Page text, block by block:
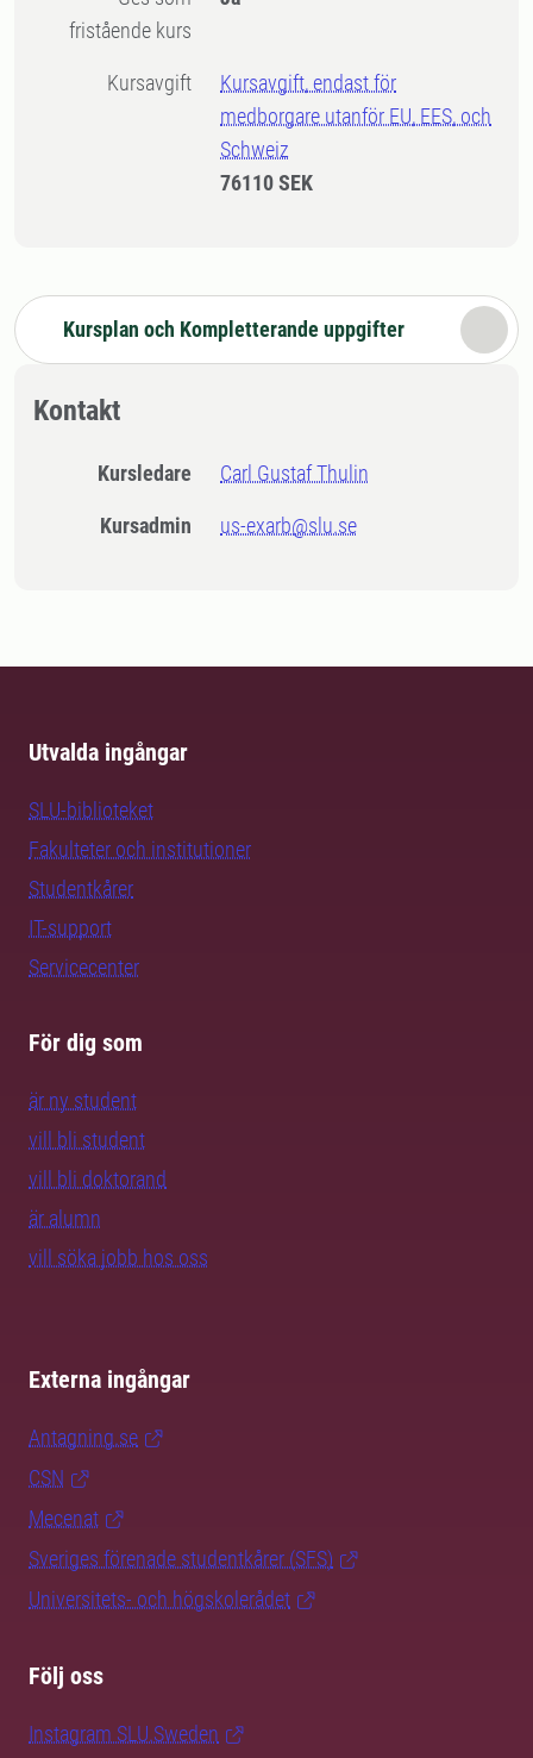
fristående kurs
Kursavgift
Kursavgift, endast för
medborgare utanför EU, EES, och
Schweiz
76110 SEK
Kursplan och Kompletterande uppgifter
Kontakt
Kursledare Carl Gustaf Thulin
Kursadmin us-exarb@slu.se
Utvalda ingångar
SLU-biblioteket
Fakulteter och institutioner
Studentkårer
IT-support
Servicecenter
För dig som
är ny student
vill bli student
vill bli doktorand
är alumn
vill söka jobb hos oss
Externa ingångar
Antagning.se
CSN
Mecenat
Sveriges förenade studentkårer (SFS)
Universitets- och högskolerådet
Följ oss
Instagram SLU.Sweden